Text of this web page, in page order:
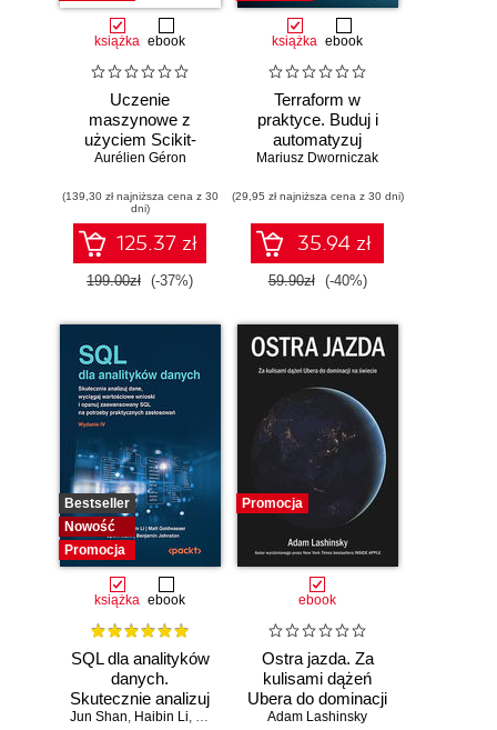
książka ebook
Uczenie
maszynowe z
użyciem Scikit-
Learn i PyTorch.
narzędzia i techniki
umożliwiające
konstruowanie
inteligentnych
systemów
Aurélien Géron
(139,30 zł najniższa cena z 30
dni)
125.37 zł
199.00zł (-37%)
książka ebook
Terraform w
praktyce. Buduj i
automatyzuj
infrastrukturę
zarządzaj nią z
wykorzystaniem
Dockera
Mariusz Dworniczak
(29,95 zł najniższa cena z 30 dni)
35.94 zł
59.90zł (-40%)
Bestseller
Nowość
Promocja
książka ebook
SQL dla analityków
danych.
Skutecznie analizuj
dane, wyciągaj
Jun Shan, Haibin Li, Matt Goldwasser,Upom Malik
Promocja
ebook
Ostra jazda. Za
kulisami dążeń
Ubera do dominacji
na świecie
Adam Lashinsky